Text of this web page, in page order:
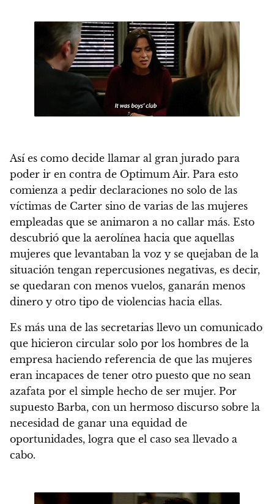
Así es como decide llamar al gran jurado para
poder ir en contra de Optimum Air. Para esto
comienza a pedir declaraciones no solo de las
víctimas de Carter sino de varias de las mujeres
empleadas que se animaron a no callar más. Esto
descubrió que la aerolínea hacia que aquellas
mujeres que levantaban la voz y se quejaban de la
situación tengan repercusiones negativas, es decir,
se quedaran con menos vuelos, ganarán menos
dinero y otro tipo de violencias hacia ellas.
Es más una de las secretarias llevo un comunicado
que hicieron circular solo por los hombres de la
empresa haciendo referencia de que las mujeres
eran incapaces de tener otro puesto que no sean
azafata por el simple hecho de ser mujer. Por
supuesto Barba, con un hermoso discurso sobre la
necesidad de ganar una equidad de
oportunidades, logra que el caso sea llevado a
cabo.